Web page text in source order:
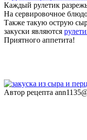
Каждый рулетик
На сервировочное
Также такую острую
закуски являются
Приятного аппетита!
Автор рецепта